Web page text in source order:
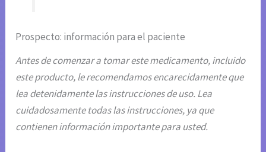
Prospecto: información para el paciente
Antes de comenzar a tomar este medicamento, incluido
este producto, le recomendamos encarecidamente que
lea detenidamente las instrucciones de uso. Lea
cuidadosamente todas las instrucciones, ya que
contienen información importante para usted.